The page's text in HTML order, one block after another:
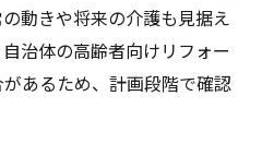
ームで人気の間取りアイ
バリアフリー間取りリフ
動きや将来の介護も見据え
治体の高齢者向けリフォー
あるため、計画段階で確認